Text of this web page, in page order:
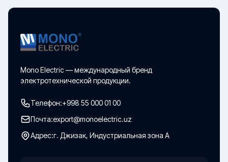
Mono Electric — международный бренд
электротехнической продукции.
Телефон:+998 55 000 01 00
Почта:export@monoelectric.uz
Адрес:г. Джизак, Индустриальная зона А